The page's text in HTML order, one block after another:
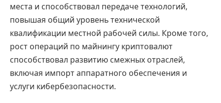
места и способствовал передаче технологий,
повышая общий уровень технической
квалификации местной рабочей силы. Кроме того,
рост операций по майнингу криптовалют
способствовал развитию смежных отраслей,
включая импорт аппаратного обеспечения и
услуги кибербезопасности.